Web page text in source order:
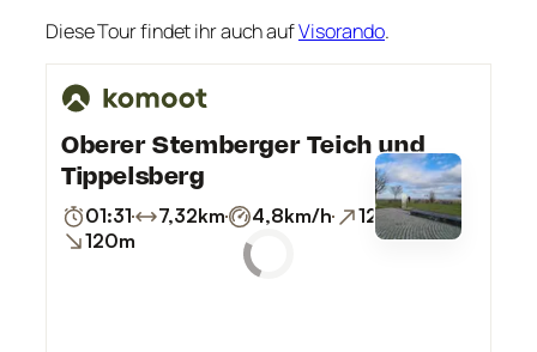
Diese Tour findet ihr auch aufVisorando.